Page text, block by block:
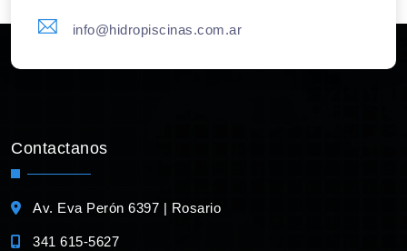
info@hidropiscinas.com.ar
Contactanos
Av. Eva Perón 6397 | Rosario
341 615-5627